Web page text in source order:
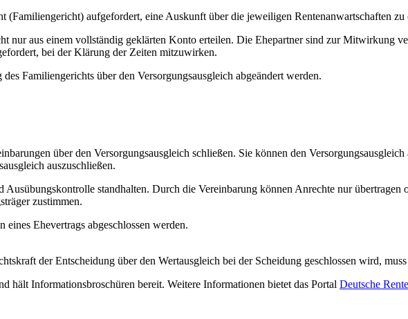
(Familiengericht) aufgefordert, eine Auskunft über die jeweiligen Rentenanwartschaften zu
nur aus einem vollständig geklärten Konto erteilen. Die Ehepartner sind zur Mitwirkung
bei der Klärung der Zeiten mitzuwirken.
Familiengerichts über den Versorgungsausgleich abgeändert werden.
über den Versorgungsausgleich schließen. Sie können den
auszuschließen.
standhalten. Durch die Vereinbarung können Anrechte nur übertragen
zustimmen.
Ehevertrags abgeschlossen werden.
der Entscheidung über den Wertausgleich bei der Scheidung geschlossen wird,
hält Informationsbroschüren bereit. Weitere Informationen bietet das Portal Deutsche